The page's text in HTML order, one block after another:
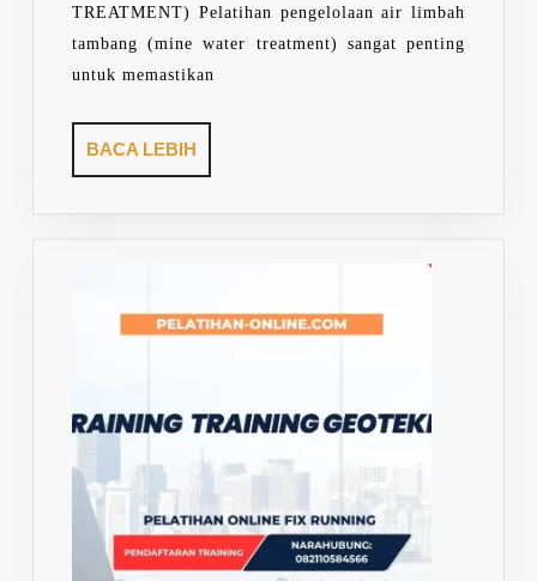
TREATMENT) Pelatihan pengelolaan air limbah
tambang (mine water treatment) sangat penting
untuk memastikan
BACA LEBIH
LEBIH